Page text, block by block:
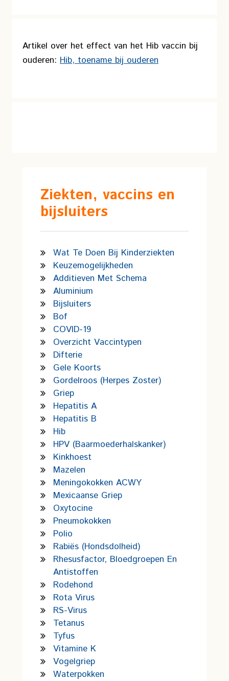
Ziekten, vaccins en
bijsluiters
Wat Te Doen Bij Kinderziekten
Keuzemogelijkheden
Additieven Met Schema
Aluminium
Bijsluiters
Bof
COVID-19
Overzicht Vaccintypen
Difterie
Gele Koorts
Gordelroos (Herpes Zoster)
Griep
Hepatitis A
Hepatitis B
Hib
HPV (Baarmoederhalskanker)
Kinkhoest
Mazelen
Meningokokken ACWY
Mexicaanse Griep
Oxytocine
Pneumokokken
Polio
Rabiës (hondsdolheid)
Rhesusfactor, Bloedgroepen En
Antistoffen
Rodehond
Rota Virus
RS-Virus
Tetanus
Tyfus
Vitamine K
Vogelgriep
Waterpokken
Artikel over het effect van het Hib vaccin bij
ouderen: Hib, toename bij ouderen